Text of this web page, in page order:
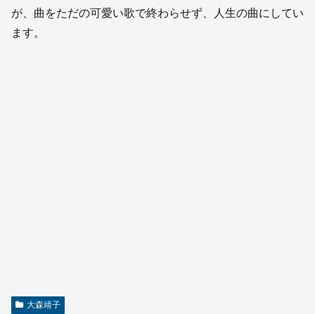
が、曲をただの可愛い歌で終わらせず、人生の曲にしてい
ます。
大森靖子